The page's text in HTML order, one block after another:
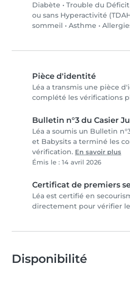
Diabète • Trouble du
ou sans Hyperactivité
sommeil • Asthme •
Pièce d'identité
Léa a transmis une pièce
complété les vérifications
Bulletin n°3 du Casier
Léa a soumis un Bulletin
et Babysits a terminé les
vérification. En savoir plus
Émis le : 14 avril 2026
Certificat de premiers
Léa est certifié en
directement pour vérifier
Disponibilité